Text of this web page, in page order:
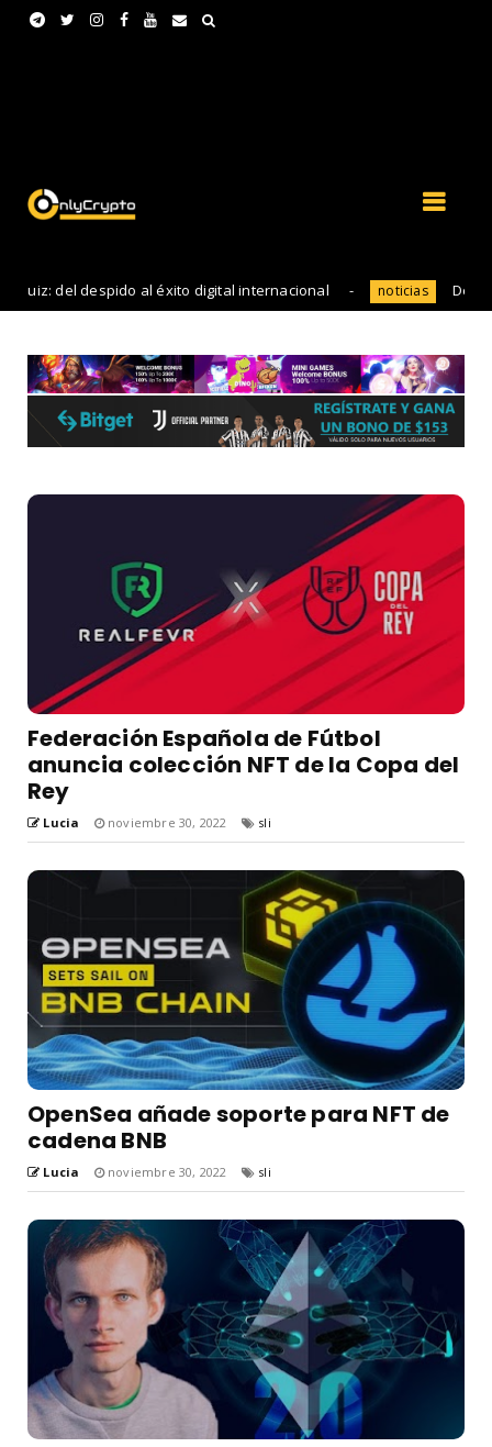
despido al éxito digital internacional noticias Descubriendo
Federación Española de Fútbol
anuncia colección NFT de la Copa del
Rey
Lucia noviembre 30, 2022 sli
OpenSea añade soporte para NFT de
cadena BNB
Lucia noviembre 30, 2022 sli